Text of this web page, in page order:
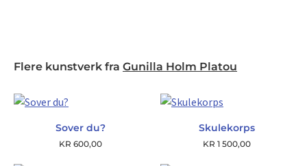
Flere kunstverk fra Gunilla Holm Platou
Sover du?
KR 600,00
Skulekorps
KR 1 500,00